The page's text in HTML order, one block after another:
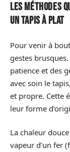
Les méthodes
un tapis à plat
Pour venir à
gestes
patience et des
avec soin le
et propre. Cette
leur forme
La chaleur
vapeur d’un fer